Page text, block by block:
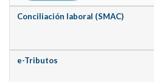
Conciliación laboral (SMAC)
e-Tributos